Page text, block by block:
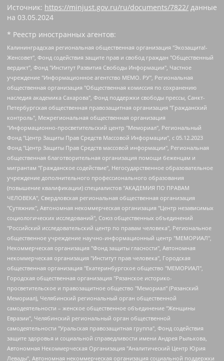
Источник: https://minjust.gov.ru/ru/documents/7822/ данные
на 03.05.2024
* Реестр иностранных агентов:
Калининградская региональная общественная организация "Экозащита!-Женсовет", Фонд содействия защите прав и свобод граждан "Общественный вердикт", Фонд "Институт Развития Свободы Информации", Частное учреждение "Информационное агентство МЕМО. РУ", Региональная общественная организация "Общественная комиссия по сохранению наследия академика Сахарова", Фонд поддержки свободы прессы, Санкт-Петербургская общественная правозащитная организация "Гражданский контроль", Межрегиональная общественная организация "Информационно-просветительский центр "Мемориал", Региональный Фонд "Центр Защиты Прав Средств Массовой Информации", с 05.12.2023 Фонд "Центр Защиты Прав Средств массовой информации", Региональная общественная благотворительная организация помощи беженцам и мигрантам "Гражданское содействие", Негосударственное образовательное учреждение дополнительного профессионального образования (повышение квалификации) специалистов "АКАДЕМИЯ ПО ПРАВАМ ЧЕЛОВЕКА", Свердловская региональная общественная организация "Сутяжник", Автономная некоммерческая организация "Центр независимых социологических исследований", Союз общественных объединений "Российский исследовательский центр по правам человека", Региональное общественное учреждение научно-информационный центр "МЕМОРИАЛ", Некоммерческая организация "Фонд защиты гласности", Автономная некоммерческая организация "Институт прав человека", Городская общественная организация "Екатеринбургское общество "МЕМОРИАЛ", Городская общественная организация "Рязанское историко-просветительское и правозащитное общество "Мемориал" (Рязанский Мемориал), Челябинский региональный орган общественной самодеятельности – женское общественное объединение "Женщины Евразии", Челябинский региональный орган общественной самодеятельности "Уральская правозащитная группа", Фонд содействия защите здоровья и социальной справедливости имени Андрея Рылькова, Автономная Некоммерческая Организация "Аналитический Центр Юрия Левады", Автономная некоммерческая организация социальной поддержки населения "Проект Апрель", Региональная общественная организация помощи женщинам и детям, находящимся в кризисной ситуации "Информационно-методический центр "Анна", Фонд содействия развитию массовых коммуникаций и правовому просвещению "Так-так-Так", Фонд содействия устойчивому развитию "Серебряная тайга", Свердловский региональный общественный фонд социальных проектов "Новое время", "Idel.Реалии", Кавказ.Реалии, Крым.Реалии, Телеканал Настоящее Время, Татаро-башкирская служба Радио Свобода (Azatliq Radiosi), Радио Свободная Европа/Радио Свобода (PCE/PC), "Сибирь.Реалии", "Фактограф", Благотворительный фонд помощи осужденным и их семьям, Автономная некоммерческая организация "Институт глобализации и социальных движений", Фонд "В защиту прав заключенных", Частное учреждение "Центр поддержки и содействия развитию средств массовой информации", Пензенский региональный общественный благотворительный фонд "Гражданский союз", "Север.Реалии", Некоммерческая организация Фонд "Правовая инициатива", Общество с ограниченной ответственностью "Радио Свободная Европа/Радио Свобода", Чешское информационное агентство "MEDIUM-ORIENT", Красноярская региональная общественная организация "Мы против СПИДа", Камалягин Денис Николаевич, Маркелов Сергей Евгеньевич, Пономарев Лев Александрович, Савицкая Людмила Алексеевна, Автономная некоммерческая организация "Центр по работе с проблемой насилия "НАСИЛИЮ.НЕТ", Межрегиональный профессиональный союз работников здравоохранения "Альянс врачей", Юридическое лицо, зарегистрированное в Латвийской Республике, SIA "Medusa Project" (регистрационный номер 40103797863, дата регистрации 10.06.2014), Некоммерческая организация "Фонд по борьбе с коррупцией", Автономная некоммерческая организация "Институт права и публичной политики", Баданин Роман Сергеевич, Гликин Максим Александрович, Железнова Мария Михайловна, Лукьянова Юлия Сергеевна, Маетная Елизавета Витальевна, Маняхин Петр Борисович, Чуракова Ольга Владимировна, Ярош Юлия Петровна, Юридическое лицо "The Insider SIA", зарегистрированное в Риге, Латвийская Республика (дата регистрации 26.06.2015), являющееся администратором доменного имени интернет-издания "The Insider SIA", https://theins.ru, Постернак Алексей Евгеньевич, Рубин Михаил Аркадьевич, Анин Роман Александрович, Юридическое лицо Istories fonds, зарегистрированное в Латвийской Республике (регистрационный номер 50008295751, дата регистрации 24.02.2020), Великовский Дмитрий Александрович, Долинина Ирина Николаевна, Мароховская Алеся Алексеевна, Шлейнов Роман Юрьевич, Шмагун Олеся Валентиновна, Общество с ограниченной ответственностью "Альтаир 2021", Общество с ограниченной ответственностью "Вега 2021", Общество с ограниченной ответственностью "Главный редактор 2021", Общество с ограниченной ответственностью "Ромашки монолит", Важенков Артем Валерьевич, Ивановская областная общественная организация "Центр гендерных исследований", Гурман Юрий Альбертович, Медиапроект "ОВД-Инфо", Егоров Владимир Владимирович, Жилинский Владимир Александрович, Общество с ограниченной ответственностью "ЗП", Иванова София Юрьевна, Карезина Инна Павловна, Кильтау Екатерина Викторовна, Петров Алексей Викторович, Пискунов Сергей Евгеньевич, Смирнов Сергей Сергеевич, Тихонов Михаил Сергеевич, Общество с ограниченной ответственностью "ЖУРНАЛИСТ-ИНОСТРАННЫЙ АГЕНТ", Арапова Галина Юрьевна, Вольтская Татьяна Анатольевна, Американская компания "Mason G.E.S. Anonymous Foundation" (США), являющаяся владельцем интернет-издания https://mnews.world/, Компания "Stichting Bellingcat", зарегистрированная в Нидерландах (дата регистрации 11.07.2018), Захаров Андрей Вячеславович, Клепиковская Екатерина Дмитриевна, Общество с ограниченной ответственностью "МЕМО", Перл Роман Александрович, Симонов Евгений Алексеевич, Соловьева Елена Анатольевна, Сотников Даниил Владимирович, Сурначева Елизавета Дмитриевна, Автономная некоммерческая организация по защите прав человека и информированию населения "Якутия – Наше Мнение", Общество с ограниченной ответственностью "Москоу диджитал медиа", с 26.01.2023 Общество с ограниченной ответственностью "Чайка Белые сады", Ветошкина Валерия Валерьевна, Заговора Максим Александрович, Межрегиональное общественное движение "Российская ЛГБТ - сеть", Оленичев Максим Владимирович, Павлов Иван Юрьевич, Скворцова Елена Сергеевна, Общество с ограниченной ответственностью "Как бы инагент", Кочетков Игорь Викторович, Общество с ограниченной ответственностью "Честные выборы", Еланчик Олег Александрович, Общество с ограниченной ответственностью "Нобелевский призыв", Гималова Регина Эмилевна, Григорьев Андрей Валерьевич, Григорьева Алина Александровна, Ассоциация по содействию защите прав призывников, альтернативнослужащих и военнослужащих "Правозащитная группа "Гражданин.Армия.Право", Хисамова Регина Фаритовна, Автономная некоммерческая организация по реализации социально-правовых программ "Лилит", Дальневосточное общественное движение "Маяк", Санкт-Петербургская ЛГБТ-инициативная группа "Выход", Инициативная группа ЛГБТ+ "Реверс", Алексеев Андрей Викторович, Бекбулатова Таисия Львовна, Беляев Иван Михайлович, Владыкина Елена Сергеевна, Гельман Марат Александрович, Никульшина Вероника Юрьевна, Толоконникова Надежда Андреевна, Шендерович Виктор Анатольевич, Общество с ограниченной ответственностью "Данное сообщение", Общество с ограниченной ответственностью Издательский дом "Новая глава", Айнбиндер Александра Александровна, Московский комьюнити-центр для ЛГБТ+инициатив, Благотворительный фонд развития филантропии, Deutsche Welle (Германия, Kurt-Schumacher-Strasse 3, 53113 Bonn), Борзунова Мария Михайловна, Воробьев Виктор Викторович, Голубева Анна Львовна, Константинова Алла Михайловна, Малкова Ирина Владимировна, Мурадов Мурад Абдулгалимович, Осетинская Елизавета Николаевна, Понасенков Евгений Николаевич, Ганапольский Матвей Юрьевич, Киселев Евгений Алексеевич, Борухович Ирина Григорьевна, Дремин Иван Тимофеевич, Дубровский Дмитрий Викторович, Красноярская региональная общественная организация поддержки и развития альтернативных образовательных технологий и межкультурных коммуникаций "ИНТЕРРА", Маяковская Екатерина Алексеевна, Фейгин Марк Захарович, Филимонов Андрей Викторович, Дзугкоева Регина Николаевна, Доброхотов Роман Александрович, Дудь Юрий Александрович, Елкин Сергей Владимирович, Кругликов Кирилл Игоревич, Сабунаева Мария Леонидовна, Семенов Алексей Владимирович, Шаинян Карен Багратович, Шульман Екатерина Михайловна, Асафьев Артур Валерьевич, Вахштайн Виктор Семенович, Венедиктов Алексей Алексеевич, Лушникова Екатерина Евгеньевна, Волков Леонид Михайлович, Невзоров Александр Глебович, Пархоменко Сергей Борисович, Сироткин Ярослав Николаевич, Кара-Мурза Владимир Владимирович, Баранова Наталья Владимировна, Гозман Леонид Яковлевич, Кагарлицкий Борис Юльевич, Климарев Михаил Валерьевич, Милов Владимир Станиславович, Автономная некоммерческая организация Краснодарский центр современного искусства "Типография", Моргенштерн Алишер Тагирович, Соболь Любовь Эдуардовна, Общество с ограниченной ответственностью "ЛИЗА НОРМ", Каспаров Гарри Кимович, Ходорковский Михаил Борисович, Общество с ограниченной ответственностью "Апрельские тезисы", Данилович Ирина Брониславовна, Кашин Олег Владимирович, Петров Николай Владимирович, Пивоваров Алексей Владимирович, Соколов Михаил Владимирович, Цветкова Юлия Владимировна, Чичваркин Евгений Александрович, Комитет против пыток/Команда против пыток, Общество с ограниченной ответственностью "Первый научный", Общество с ограниченной ответственностью "Вертолет и ко", Белоцерковская Вероника Борисовна, Кац Максим Евгеньевич, Лазарева Татьяна Юрьевна, Шаведдинов Руслан Табризович, Яшин Илья Валерьевич, Общество с ограниченной ответственностью "Иноагент ААВ", Алешковский Дмитрий Петрович, Альбац Евгения Марковна, Быков Дмитрий Львович, Галямина Юлия Евгеньевна, Лойко Сергей Леонидович, Мартынов Кирилл Константинович, Медведев Сергей Александрович, Крашенинников Федор Геннадиевич, Гордеева Катерина Вл